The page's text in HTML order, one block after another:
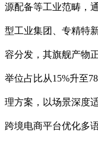
源配备等工业范畴，
型工业集团、专精特
容分发，其旗舰产物
举位占比从15%升至
理方案，以场景深度
跨境电商平台优化多